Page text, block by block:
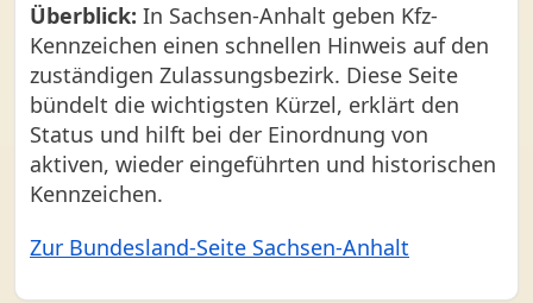
Überblick: In Sachsen-Anhalt geben Kfz-
Kennzeichen einen schnellen Hinweis auf den
zuständigen Zulassungsbezirk. Diese Seite
bündelt die wichtigsten Kürzel, erklärt den
Status und hilft bei der Einordnung von
aktiven, wieder eingeführten und historischen
Kennzeichen.
Zur Bundesland-Seite Sachsen-Anhalt